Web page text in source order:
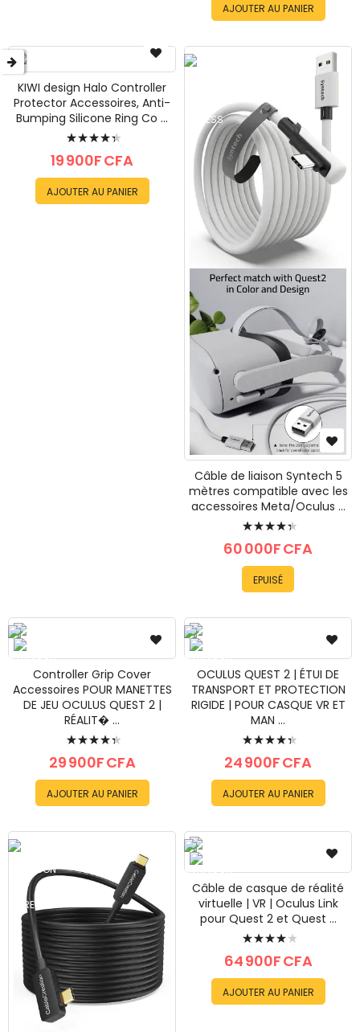
AJOUTER AU PANIER
KIWI design Halo Controller
Protector Accessoires, Anti-
Bumping Silicone Ring Co ...
Évaluation:
90%
19 900F CFA
AJOUTER AU PANIER
Câble de liaison Syntech 5
mètres compatible avec les
accessoires Meta/Oculus ...
Évaluation:
90%
60 000F CFA
EPUISÉ
Controller Grip Cover
Accessoires POUR MANETTES
DE JEU OCULUS QUEST 2 |
RÉALIT� ...
Évaluation:
90%
29 900F CFA
AJOUTER AU PANIER
OCULUS QUEST 2 | ÉTUI DE
TRANSPORT ET PROTECTION
RIGIDE | POUR CASQUE VR ET
MAN ...
Évaluation:
90%
24 900F CFA
AJOUTER AU PANIER
Câble de casque de réalité
virtuelle | VR | Oculus Link
pour Quest 2 et Quest ...
Évaluation:
85%
64 900F CFA
AJOUTER AU PANIER